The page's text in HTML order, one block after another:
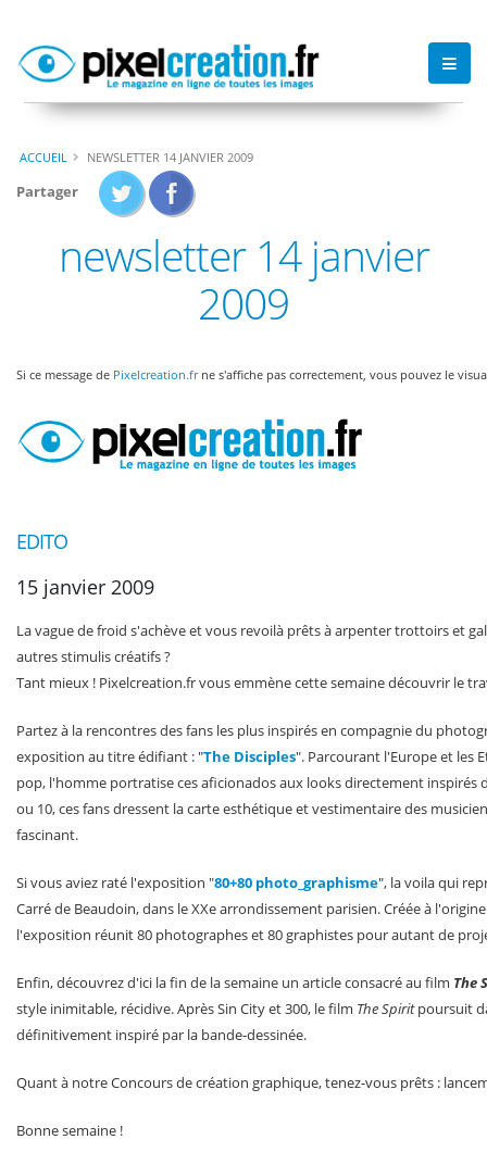
ACCUEIL NEWSLETTER 14 JANVIER 2009
Partager
newsletter 14 janvier
2009
Si ce message de Pixelcreation.frne s'affiche pas correctement, vous pouvez le
EDITO
15 janvier 2009
La vague de froid s'achève et vous revoilà prêts à arpenter trottoirs et
autres stimulis créatifs ?
Tant mieux ! Pixelcreation.fr vous emmène cette semaine découvrir le
Partez à la rencontres des fans les plus inspirés en compagnie du
exposition au titre édifiant : "The Disciples". Parcourant l'Europe et les
pop, l'homme portratise ces aficionados aux looks directement inspirés
ou 10, ces fans dressent la carte esthétique et vestimentaire des
fascinant.
Si vous aviez raté l'exposition "80+80 photo_graphisme", la voila qui
Carré de Beaudoin, dans le XXe arrondissement parisien. Créée à
l'exposition réunit 80 photographes et 80 graphistes pour autant de
Enfin, découvrez d'ici la fin de la semaine un article consacré au film The
style inimitable, récidive. Après Sin City et 300, le film The Spiritpoursuit
définitivement inspiré par la bande-dessinée.
Quant à notre Concours de création graphique, tenez-vous prêts :
Bonne semaine !